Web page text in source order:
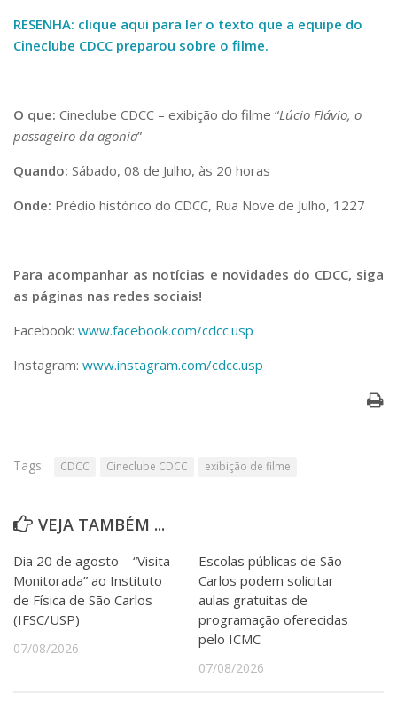
RESENHA: clique aqui para ler o texto que a equipe do
Cineclube CDCC preparou sobre o filme.
O que: Cineclube CDCC – exibição do filme “Lúcio Flávio, o
passageiro da agonia”
Quando: Sábado, 08 de Julho, às 20 horas
Onde: Prédio histórico do CDCC, Rua Nove de Julho, 1227
Para acompanhar as notícias e novidades do CDCC, siga
as páginas nas redes sociais!
Facebook: www.facebook.com/cdcc.usp
Instagram: www.instagram.com/cdcc.usp
Tags: CDCC Cineclube CDCC exibição de filme
VEJA TAMBÉM ...
Dia 20 de agosto – “Visita
Monitorada” ao Instituto
de Física de São Carlos
(IFSC/USP)
07/08/2026
Escolas públicas de São
Carlos podem solicitar
aulas gratuitas de
programação oferecidas
pelo ICMC
07/08/2026